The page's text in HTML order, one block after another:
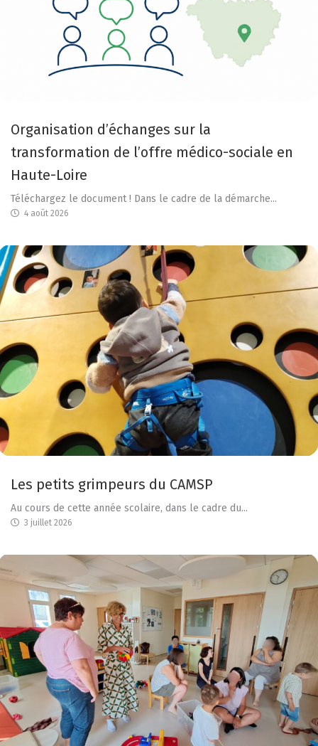
Organisation d’échanges sur la
transformation de l’offre médico-sociale en
Haute-Loire
Téléchargez le document ! Dans le cadre de la démarche...
4 août 2026
Les petits grimpeurs du CAMSP
Au cours de cette année scolaire, dans le cadre du...
3 juillet 2026